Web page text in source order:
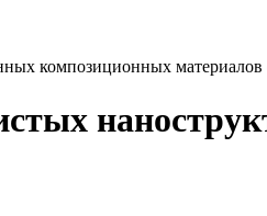
композиционных